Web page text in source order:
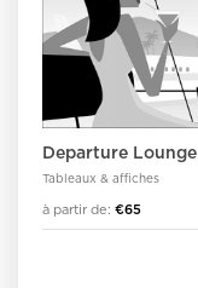
Departure Lounge
Tableaux & affiches
à partir de: €65